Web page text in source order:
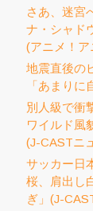
さあ、迷宮
ナ・シャド
(アニメ！ア
地震直後の
「あまり
別人級で衝
ワイルド風
(J-CASTニ
サッカー日
桜、肩出し
ぎ」(J-